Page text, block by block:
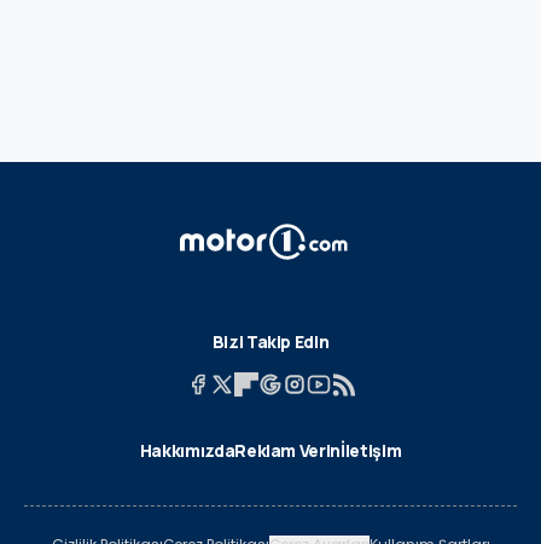
Bizi Takip Edin
HakkımızdaReklam Verinİletişim